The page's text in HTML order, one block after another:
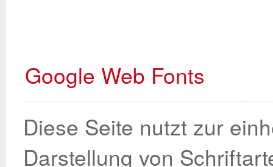
Google Web Fonts
Diese Seite nutzt zur
Darstellung von